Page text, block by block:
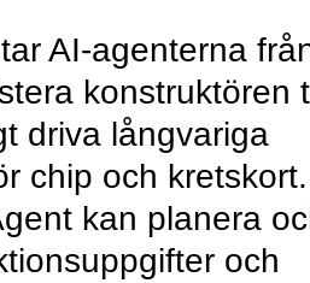
AI-agenterna
konstruktören
driva långvariga
chip och kretskort.
kan planera
och